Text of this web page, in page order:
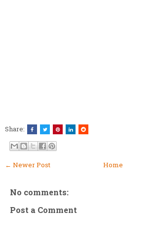
Share:
← Newer Post Home
No comments:
Post a Comment